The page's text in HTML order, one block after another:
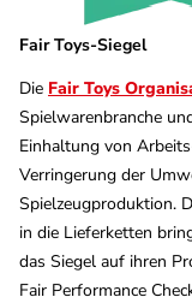
Fair Toys-Siegel
Die Fair Toys
Spielwarenbranche
Einhaltung von
Verringerung der
Spielzeugproduktion.
in die Lieferketten
das Siegel auf ihren
Fair Performance